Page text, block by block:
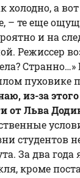
холодно, а
– те еще
и на
Режиссер
пуховике
из-за
от Льва
студентов
За два года
кроме